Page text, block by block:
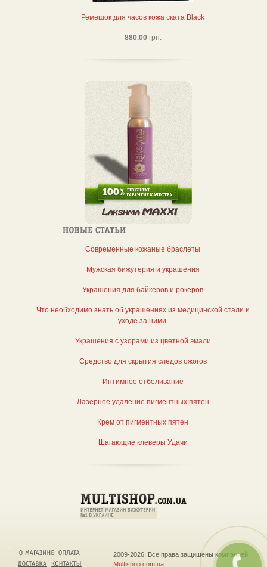
Ремешок для часов кожа ската Black
880.00 грн.
Современные кожаные браслеты
Мужская бижутерия и украшения
Украшения для байкеров и рокеров
Что необходимо знать об украшениях из медицинской стали и
уходе за ними.
Украшения с узорами из цветной эмали
Средство для скрытия следов ожогов
Интимное отбеливание
Лазерное удаление пигментных пятен
Крем от пигментных пятен
Шагающие клеверы Удачи
2009-2026. Все права защищены компанией
Multishop.com.ua